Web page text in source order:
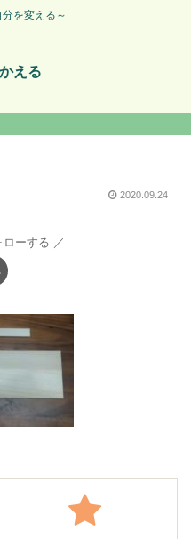
を変える～
える
2020.09.24
ローする